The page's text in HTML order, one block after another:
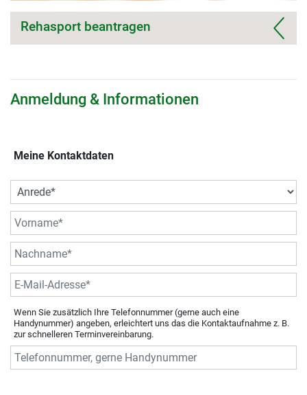
Rehasport beantragen
Anmeldung & Informationen
Meine Kontaktdaten
Wenn Sie zusätzlich Ihre Telefonnummer (gerne auch eine
Handynummer) angeben, erleichtert uns das die Kontaktaufnahme z. B.
zur schnelleren Terminvereinbarung.